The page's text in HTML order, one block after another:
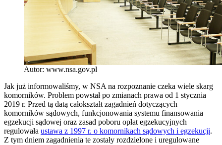
Autor: www.nsa.gov.pl
Jak już informowaliśmy, w NSA na rozpoznanie czeka wiele skarg
komorników. Problem powstał po zmianach prawa od 1 stycznia
2019 r. Przed tą datą całokształt zagadnień dotyczących
komorników sądowych, funkcjonowania systemu finansowania
egzekucji sądowej oraz zasad poboru opłat egzekucyjnych
regulowała ustawa z 1997 r. o komornikach sądowych i egzekucji.
Z tym dniem zagadnienia te zostały rozdzielone i uregulowane